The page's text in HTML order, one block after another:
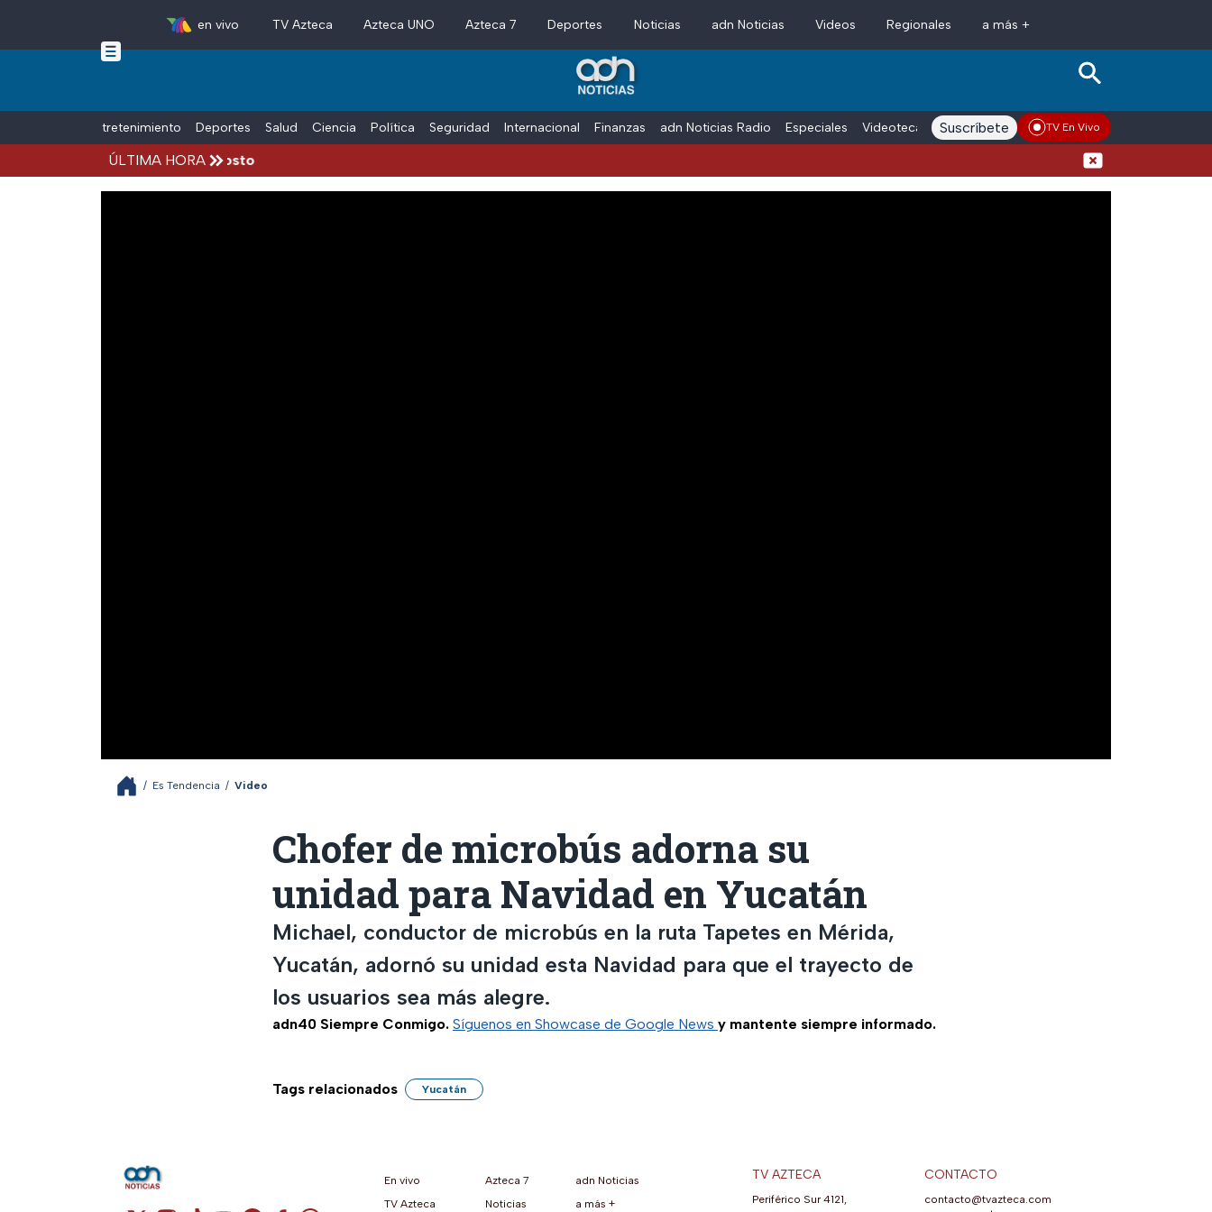
Skip to main content
en vivo TV Azteca Azteca UNO Azteca 7 Deportes Noticias adn Noticias Videos Regionales a más +
Entretenimiento Deportes Salud Ciencia Política Seguridad Internacional Finanzas adn Noticias Radio Especiales Videoteca Conductores Voces adn Noticias
Suscríbete TV En Vivo
ÚLTIMA HORA
hoy viernes 7 de agosto
/ Es Tendencia / Video
Chofer de microbús adorna su
unidad para Navidad en Yucatán
Michael, conductor de microbús en la ruta Tapetes en Mérida,
Yucatán, adornó su unidad esta Navidad para que el trayecto de
los usuarios sea más alegre.
adn40 Siempre Conmigo. Síguenos en Showcase de Google News y mantente siempre informado.
Tags relacionados Yucatán
En vivo
TV Azteca
Azteca 7
Noticias
adn Noticias
a más +
TV AZTECA
Periférico Sur 4121,
CONTACTO
contacto@tvazteca.com